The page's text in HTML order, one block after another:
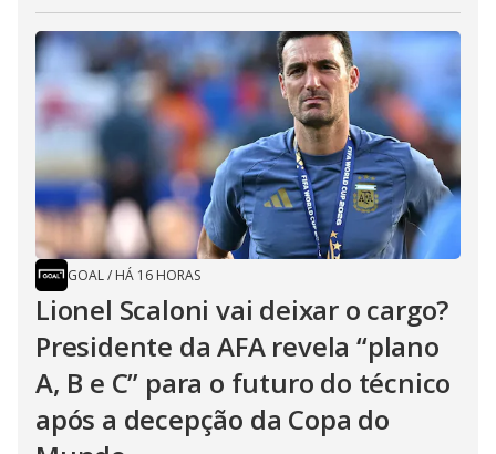
GOAL/ HÁ 16 HORAS
Lionel Scaloni vai deixar o cargo?
Presidente da AFA revela “plano
A, B e C” para o futuro do técnico
após a decepção da Copa do